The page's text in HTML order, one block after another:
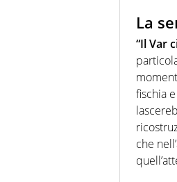
La
“Il Var
fischia
che